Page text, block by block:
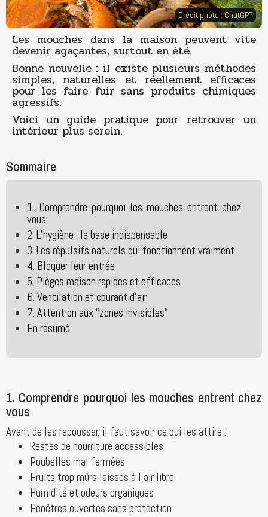
Crédit photo : ChatGPT
Les mouches dans la maison peuvent vite
devenir agaçantes, surtout en été.
Bonne nouvelle : il existe plusieurs méthodes
simples, naturelles et réellement efficaces
pour les faire fuir sans produits chimiques
agressifs.
Voici un guide pratique pour retrouver un
intérieur plus serein.
Sommaire
1. Comprendre pourquoi les mouches entrent chez
vous
2. L’hygiène : la base indispensable
3. Les répulsifs naturels qui fonctionnent vraiment
4. Bloquer leur entrée
5. Pièges maison rapides et efficaces
6. Ventilation et courant d’air
7. Attention aux “zones invisibles”
En résumé
1. Comprendre pourquoi les mouches entrent chez
vous
Avant de les repousser, il faut savoir ce qui les attire :
Restes de nourriture accessibles
Poubelles mal fermées
Fruits trop mûrs laissés à l’air libre
Humidité et odeurs organiques
Fenêtres ouvertes sans protection